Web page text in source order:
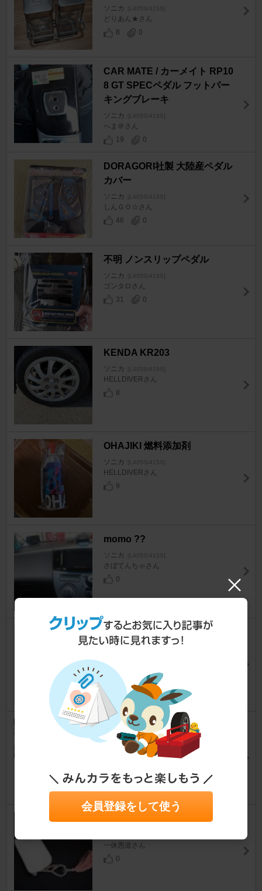
ソニカ [L405S/415S]
どりあん★さん
8
0
CAR MATE / カーメイト RP10
8 GT SPECペダル フットパー
キングブレーキ
ソニカ [L405S/415S]
へま＠さん
19
0
DORAGORI社製 大陸産ペダル
カバー
ソニカ [L405S/415S]
しんＧＯ☆さん
46
0
不明 ノンスリップペダル
ソニカ [L405S/415S]
ゴンタロさん
31
0
KENDA KR203
ソニカ [L405S/415S]
HELLDIVERさん
8
OHAJIKI 燃料添加剤
ソニカ [L405S/415S]
HELLDIVERさん
9
momo ??
ソニカ [L405S/415S]
さぼてんちゃさん
0
KUMHO ECSTA HS52
ソニカ
6
不明 ナンバーフレーム
ソニカ [L405S/415S]
のぶぅ～さん
SilkBlaze スマートキーケース
一休愚道さん
0
会員登録をして使う